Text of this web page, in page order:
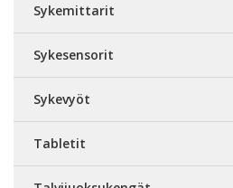
Sykemittarit
Sykesensorit
Sykevyöt
Tabletit